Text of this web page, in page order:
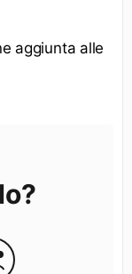
aggiunta alle